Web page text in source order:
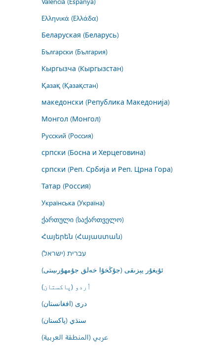
Ελληνικά (Ελλάδα)
Беларуская (Беларусь)
Български (България)
Кыргызча (Кыргызстан)
Қазақ (Қазақстан)
македонски (Република Македонија)
Монгол (Монгол)
Русский (Россия)
српски (Босна и Херцеговина)
српски (Реп. Србија и Реп. Црна Гора)
Татар (Россия)
Українська (Україна)
ქართული (საქართველო)
Հայերեն (Հայաստան)
עברית (ישראל)
ئۇيغۇر يېزىقى (جۇڭخۇا خەلق جۇمھۇرىيىتى)
اُردو (پاکستان)
درى (افغانستان)
سنڌي (پاکستان)
عربي (المنطقة العربية)